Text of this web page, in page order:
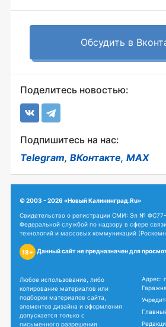
Обсудить в
Поделитесь новостью:
Подпишитесь на нас:
Telegram, ВКонтакте, MAX
© 2003 - 2026 «Новый Калининград.Ru»
Свидетельство о регистрации СМИ: Эл №
Федеральной службой по надзору в сфере
технологий и массовых коммуникаций
18+ Данный сайт не предназначен для
Любое использование, либо
копирование материалов или
подборки материалов сайта,
элементов дизайна и оформления
допускается только с
письменного разрешения
Адрес: